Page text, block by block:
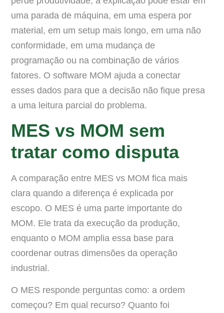
uma parada de máquina, em uma espera por
material, em um setup mais longo, em uma não
conformidade, em uma mudança de
programação ou na combinação de vários
fatores. O software MOM ajuda a conectar
esses dados para que a decisão não fique presa
a uma leitura parcial do problema.
MES vs MOM sem
tratar como disputa
A comparação entre MES vs MOM fica mais
clara quando a diferença é explicada por
escopo. O MES é uma parte importante do
MOM. Ele trata da execução da produção,
enquanto o MOM amplia essa base para
coordenar outras dimensões da operação
industrial.
O MES responde perguntas como: a ordem
começou? Em qual recurso? Quanto foi